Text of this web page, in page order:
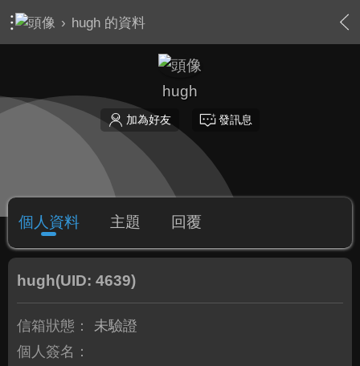
› hugh 的資料
hugh
加為好友 發訊息
個人資料 主題 回覆
hugh(UID: 4639)
信箱狀態：
未驗證
個人簽名：